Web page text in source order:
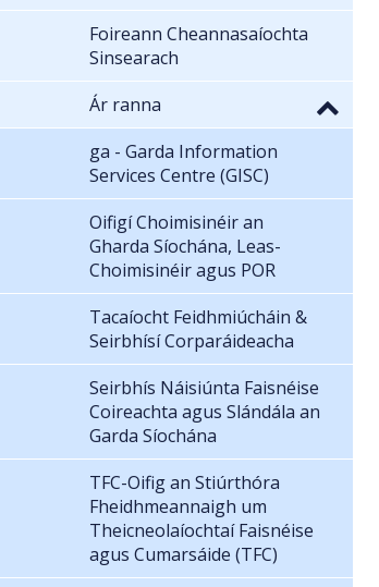
Foireann Cheannasaíochta
Sinsearach
Ár ranna
ga - Garda Information
Services Centre (GISC)
Oifigí Choimisinéir an
Gharda Síochána, Leas-
Choimisinéir agus POR
Tacaíocht Feidhmiúcháin &
Seirbhísí Corparáideacha
Seirbhís Náisiúnta Faisnéise
Coireachta agus Slándála an
Garda Síochána
TFC-Oifig an Stiúrthóra
Fheidhmeannaigh um
Theicneolaíochtaí Faisnéise
agus Cumarsáide (TFC)